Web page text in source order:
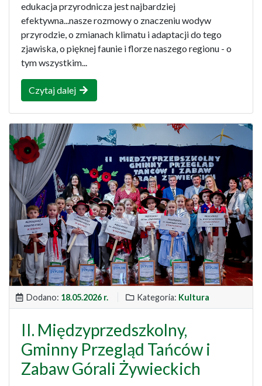
edukacja przyrodnicza jest najbardziej
efektywna...nasze rozmowy o znaczeniu wodyw
przyrodzie, o zmianach klimatu i adaptacji do tego
zjawiska, o pięknej faunie i florze naszego regionu - o
tym wszystkim...
Czytaj dalej
Dodano: 18.05.2026 r. Kategoria: Kultura
II. Międzyprzedszkolny,
Gminny Przegląd Tańców i
Zabaw Górali Żywieckich